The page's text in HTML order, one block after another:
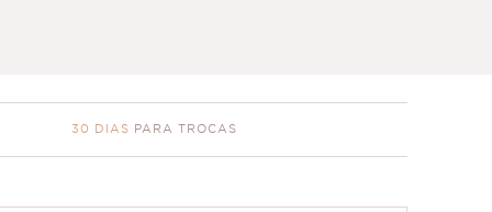
30 DIAS PARA TROCAS